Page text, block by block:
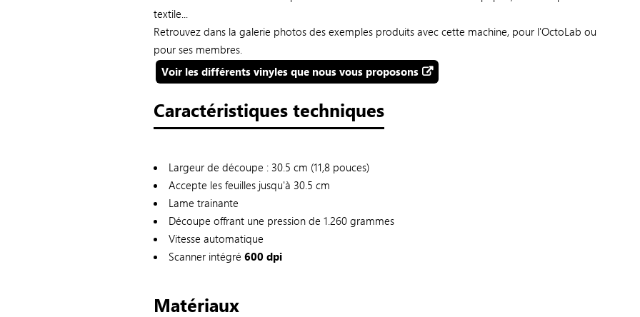
textile...
Retrouvez dans la galerie photos des exemples produits avec cette machine, pour l'OctoLab ou
pour ses membres.
Voir les différents vinyles que nous vous proposons
Caractéristiques techniques
Largeur de découpe : 30.5 cm (11,8 pouces)
Accepte les feuilles jusqu'à 30.5 cm
Lame trainante
Découpe offrant une pression de 1.260 grammes
Vitesse automatique
Scanner intégré 600 dpi
Matériaux